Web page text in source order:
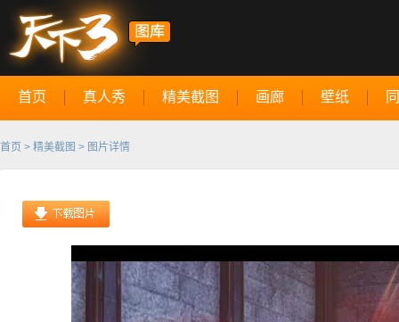
首页 真人秀 精美截图 画廊 壁纸
首页 > 精美截图 > 图片详情